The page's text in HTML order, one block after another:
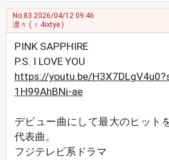
No.83 2026/04/12 09:46
凛々 ( ♀ 4ixtye )
PINK SAPPHIRE
P.S. I LOVE YOU
https://youtu.be/
1H99AhBNi-ae
デビュー曲にして最大のヒット
代表曲。
フジテレビ系ドラマ